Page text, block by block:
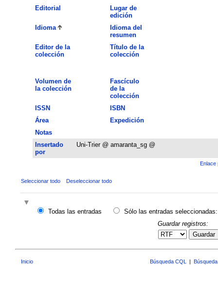
Editorial
Lugar de
edición
Idioma
Idioma del
resumen
Editor de la
colección
Título de la
colección
Volumen de
la colección
Fascículo
de la
colección
ISSN
ISBN
Área
Expedición
Notas
Insertado
por
Uni-Trier @ amaranta_sg @
Enlace
Seleccionar todo Deseleccionar todo
Todas las entradas
Sólo las entradas seleccionadas:
Guardar registros:
Guardar
Inicio Búsqueda CQL